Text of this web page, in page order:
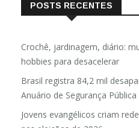
POSTS RECENTES
Crochê, jardinagem, diário:
hobbies para desacelerar
Brasil registra 84,2 mil
Anuário de Segurança Pública
Jovens evangélicos criam